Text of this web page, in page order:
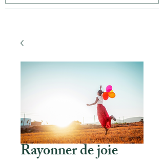
Rayonner de joie